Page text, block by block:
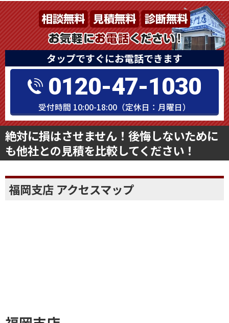
タップですぐにお電話できます
0120-47-1030
受付時間 10:00-18:00（定休日：月曜日）
絶対に損はさせません！後悔しないために
も他社との見積を比較してください！
福岡支店 アクセスマップ